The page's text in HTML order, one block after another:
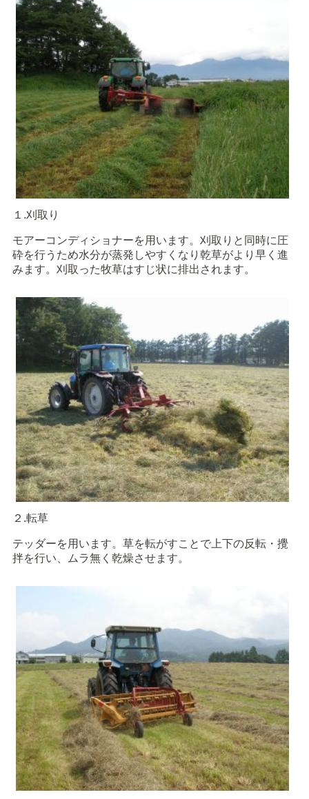
１.刈取り
モアーコンディショナーを用います。刈取りと同時に圧
砕を行うため水分が蒸発しやすくなり乾草がより早く進
みます。刈取った牧草はすじ状に排出されます。
２.転草
テッダーを用います。草を転がすことで上下の反転・攪
拌を行い、ムラ無く乾燥させます。